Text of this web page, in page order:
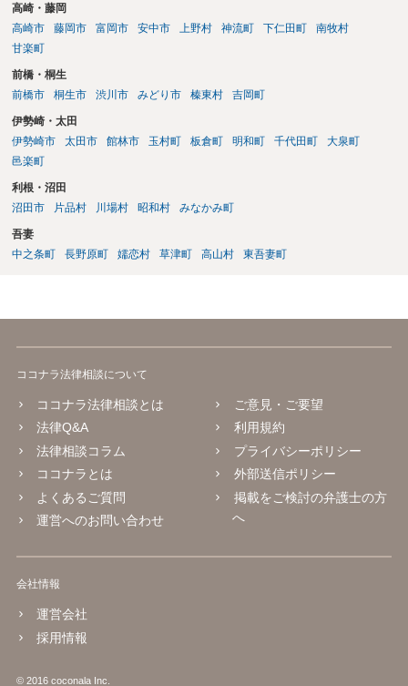
高崎・藤岡
高崎市
藤岡市 富岡市 安中市 上野村 神流町 下仁田町
南牧村
甘楽町
前橋・桐生
前橋市
桐生市 渋川市 みどり市 榛東村 吉岡町
伊勢崎・太田
伊勢崎市
太田市 館林市 玉村町 板倉町 明和町 千代田町
大泉町
邑楽町
利根・沼田
沼田市
片品村 川場村 昭和村 みなかみ町
吾妻
中之条町
長野原町 嬬恋村 草津町 高山村 東吾妻町
ココナラ法律相談について
ココナラ法律相談とは
法律Q&A
法律相談コラム
ココナラとは
よくあるご質問
運営へのお問い合わせ
ご意見・ご要望
利用規約
プライバシーポリシー
外部送信ポリシー
掲載をご検討の弁護士の方
へ
会社情報
運営会社
採用情報
© 2016 coconala Inc.